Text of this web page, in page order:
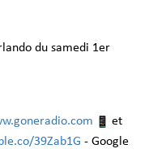
du samedi 1er
et
39Zab1G - Google